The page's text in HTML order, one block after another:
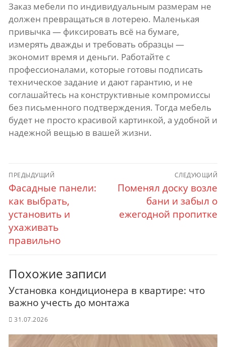
Заказ мебели по индивидуальным размерам не
должен превращаться в лотерею. Маленькая
привычка — фиксировать всё на бумаге,
измерять дважды и требовать образцы —
экономит время и деньги. Работайте с
профессионалами, которые готовы подписать
техническое задание и дают гарантию, и не
соглашайтесь на конструктивные компромиссы
без письменного подтверждения. Тогда мебель
будет не просто красивой картинкой, а удобной и
надежной вещью в вашей жизни.
Навигация
по
записям
ПРЕДЫДУЩИЙ
Предыдущий
пост:
Фасадные панели:
как выбрать,
установить и
ухаживать
правильно
СЛЕДУЮЩИЙ
Следующий
Поменял доску возле
бани и забыл о
ежегодной пропитке
Похожие записи
Установка кондиционера в квартире: что
важно учесть до монтажа
31.07.2026